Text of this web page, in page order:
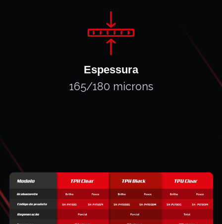
Espessura
165/180 microns